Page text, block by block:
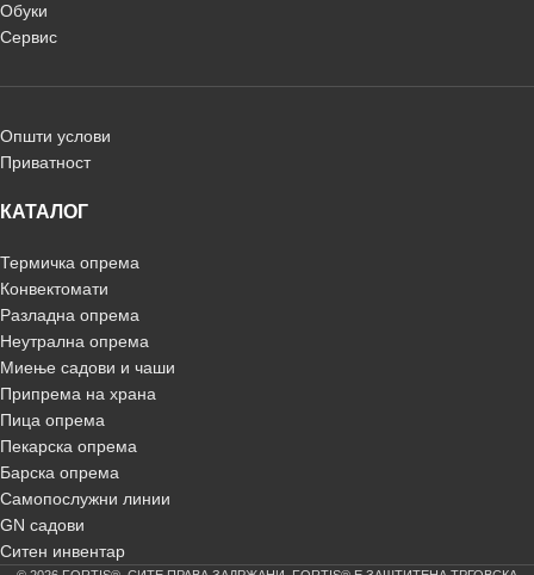
Обуки
Сервис
Општи услови
Приватност
КАТАЛОГ
Термичка опрема
Конвектомати
Разладна опрема
Неутрална опрема
Миење садови и чаши
Припрема на храна
Пица опрема
Пекарска опрема
Барска опрема
Самопослужни линии
GN садови
Ситен инвентар